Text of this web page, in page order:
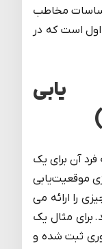
مخاطب
است که در
یابی
آن برای یک
موقعیت‌یابی
را ارائه می
برای مثال یک
ثبت شده و